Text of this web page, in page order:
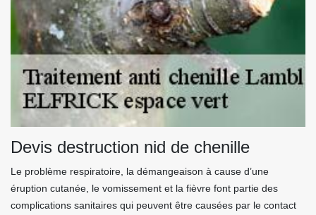
Devis destruction nid de chenille
Le problème respiratoire, la démangeaison à cause d’une
éruption cutanée, le vomissement et la fièvre font partie des
complications sanitaires qui peuvent être causées par le contact